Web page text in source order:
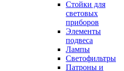
Стойки для
световых
приборов
Элементы
подвеса
Лампы
Светофильтры
Патроны и